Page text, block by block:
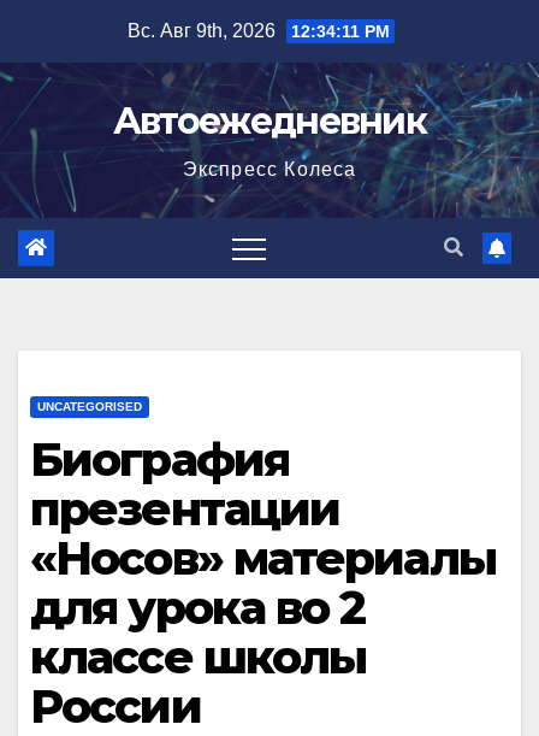
содержимому
Вс. Авг 9th, 2026 12:34:12 PM
Автоежедневник
Экспресс Колеса
UNCATEGORISED
Биография
презентации
«Носов» материалы
для урока во 2
классе школы
России